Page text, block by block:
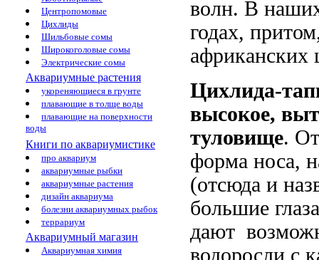
Центропомовые
Цихлиды
Шильбовые сомы
Широкоголовые сомы
Электрические сомы
Аквариумные растения
укореняющиеся в грунте
плавающие в толще воды
плавающие на поверхности
воды
Книги по аквариумистике
про аквариум
аквариумные рыбки
аквариумные растения
дизайн аквариума
болезни аквариумных рыбок
террариум
Аквариумный магазин
Аквариумная химия
волн. В
годах,
африканских
Цихлида-
высокое,
туловище.
форма носа,
(отсюда и
большие
дают
водоросли с